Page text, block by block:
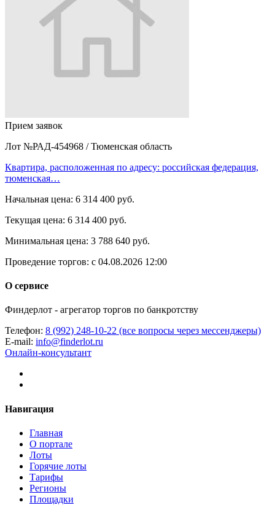
Прием заявок
Лот №РАД-454968 / Тюменская область
Квартира, расположенная по адресу: российская федерация,
тюменская…
Начальная цена: 6 314 400 руб.
Текущая цена: 6 314 400 руб.
Минимальная цена: 3 788 640 руб.
Проведение торгов: с 04.08.2026 12:00
О сервисе
Финдерлот - агрегатор торгов по банкротству
Телефон: 8 (992) 248-10-22 (все вопросы через мессенджеры)
E-mail: info@finderlot.ru
Онлайн-консультант
Навигация
Главная
О портале
Лоты
Горячие лоты
Тарифы
Регионы
Площадки